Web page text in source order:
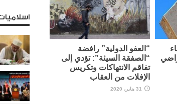
“العفو الدولية” رافضة
“الصفقة السيئة”: تؤدي إلى
تفاقم الانتهاكات وتكريس
الإفلات من العقاب
31 يناير، 2020